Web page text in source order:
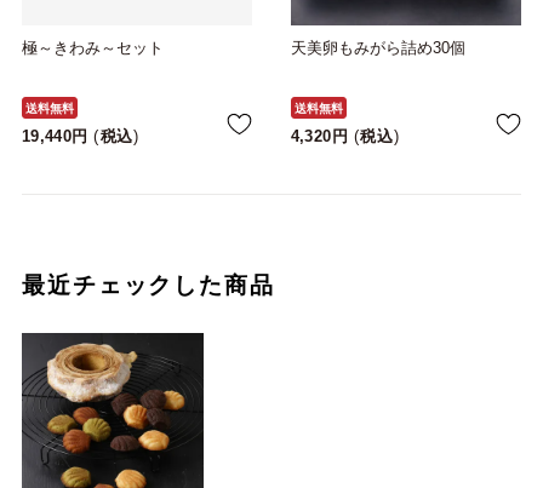
極～きわみ～セット
送料無料
19,440 税込
天美卵もみがら詰め30個
送料無料
4,320 税込
最近チェックした商品